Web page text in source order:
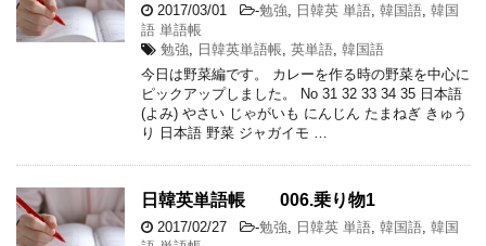
2017/03/01 -勉強 日韓英 単語 韓国語 韓国
語 単語帳
勉強
日韓英単語帳 英単語 韓国語
今日は野菜編です。 カレーを作る時の野菜を中心に
ピックアップしました。 No 31 32 33 34 35 日本語
(よみ) やさい じゃがいも にんじん たまねぎ きゅう
り 日本語 野菜 ジャガイモ …
日韓英単語帳 006.乗り物1
2017/02/27 -勉強 日韓英 単語 韓国語 韓国